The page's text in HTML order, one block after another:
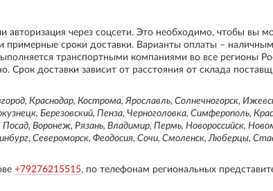
авторизация через соцсети. Это необходимо, чтобы вы
примерные сроки доставки. Варианты оплаты –
транспортными компаниями во все регионы
Срок доставки зависит от расстояния от склада
Краснодар, Кострома, Ярославль, Солнечногорск,
Березовский, Пенза, Черноголовка, Симферополь,
Воронеж, Рязань, Владимир, Пермь, Новороссийск,
Североморск, Феодосия, Сочи, Смоленск, Люберцы,
+79276215515, по телефонам региональных